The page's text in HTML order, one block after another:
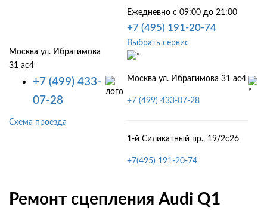
Москва ул. Ибрагимова
31 ас4
+7 (499) 433-
07-28
Схема проезда
Ежедневно с 09:00 до 21:00
+7 (495) 191-20-74
Выбрать сервис
Москва ул. Ибрагимова 31 ас4
+7 (499) 433-07-28
1-й Силикатный пр., 19/2с26
+7(495) 191-20-74
Ремонт сцепления Audi Q1